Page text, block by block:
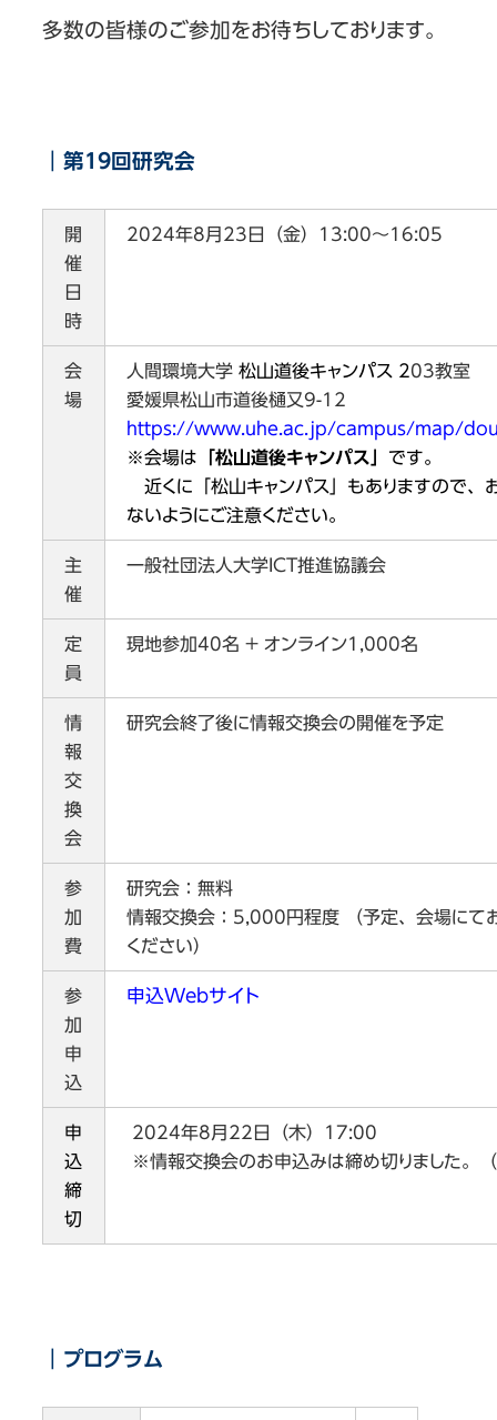
多数の皆様のご参加をお待ちしております。
｜第19回研究会
開
催
日
時
2024年8月23日（金）13:00～16:05
会
場
人間環境大学松山道後キャンパス 203教室
愛媛県松山市道後樋又9-12
https://www.uhe.ac.jp/campus/map/
※会場は 「松山道後キャンパス」 です。
近くに「松山キャンパス」もありますので、
ないようにご注意ください。
主
催
一般社団法人大学ICT推進協議会
定
員
現地参加40名 + オンライン1,000名
情
報
交
換
会
研究会終了後に情報交換会の開催を予定
参
加
費
研究会：無料
情報交換会：5,000円程度 （予定、会場にて
ください）
参
加
申
込
申込Webサイト
申
込
締
切
2024年8月22日（木）17:00
※情報交換会のお申込みは締め切りました。
｜プログラム